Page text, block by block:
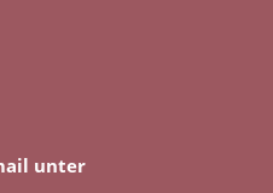
unter